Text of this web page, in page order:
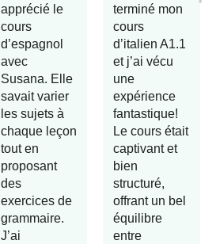
apprécié le
cours
d’espagnol
avec
Susana. Elle
savait varier
les sujets à
chaque leçon
tout en
proposant
des
exercices de
grammaire.
J’ai
terminé mon
cours
d’italien A1.1
et j’ai vécu
une
expérience
fantastique!
Le cours était
captivant et
bien
structuré,
offrant un bel
équilibre
entre